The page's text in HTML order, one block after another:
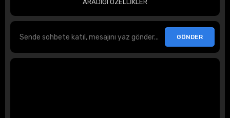
ARADIĞI ÖZELLİKLER